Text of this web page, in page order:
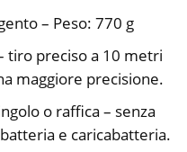
– Peso: 770 g
tiro preciso a 10 metri
maggiore precisione.
o raffica – senza
e caricabatteria.